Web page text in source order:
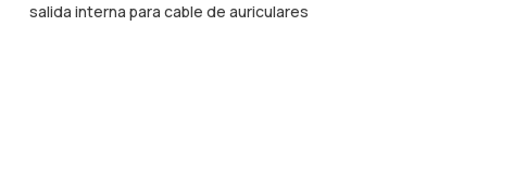
salida interna para cable de auriculares